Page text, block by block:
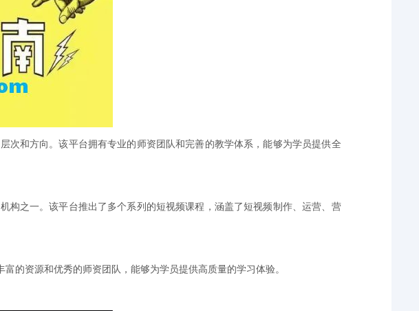
次和方向。该平台拥有专业的师资团队和完善的教学体系，能够为学员提供全
构之一。该平台推出了多个系列的短视频课程，涵盖了短视频制作、运营、营
的资源和优秀的师资团队，能够为学员提供高质量的学习体验。